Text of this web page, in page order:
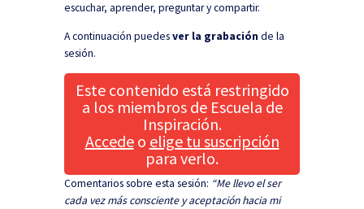
escuchar, aprender, preguntar y compartir.
A continuación puedesver la grabación de la
sesión.
Este contenido está restringido
a los miembros de Escuela de
Inspiración.
Accedeo elige tu suscripción
para verlo.
Comentarios sobre esta sesión: “Me llevo el ser
cada vez más consciente y aceptación hacia mi